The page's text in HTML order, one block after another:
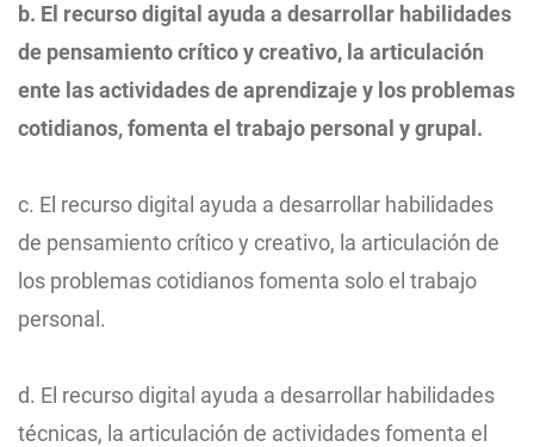
b. El recurso digital ayuda a desarrollar habilidades
de pensamiento crítico y creativo, la articulación
ente las actividades de aprendizaje y los problemas
cotidianos, fomenta el trabajo personal y grupal.
c. El recurso digital ayuda a desarrollar habilidades
de pensamiento crítico y creativo, la articulación de
los problemas cotidianos fomenta solo el trabajo
personal.
d. El recurso digital ayuda a desarrollar habilidades
técnicas, la articulación de actividades fomenta el